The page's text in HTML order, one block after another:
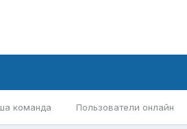
команда Пользователи онлайн